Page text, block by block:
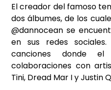
El creador del famoso
dos álbumes, de los
@dannocean se
en sus redes
canciones donde
colaboraciones con
Tini, Dread Mar I y Justin